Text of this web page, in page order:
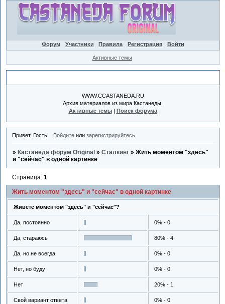
Форум Участники Правила Регистрация Войти
Активные темы
WWW.CCASTANEDA.RU
Архив материалов из мира Кастанеды.
Активные темы| Поиск форума
Привет, Гость! Войдитеили зарегистрируйтесь.
» Кастанеда форум Original »Сталкинг »Жить моментом "здесь"
и "сейчас" в одной картинке
Жить моментом "здесь" и "сейчас" в одной картинке
Страница:1
Живете моментом "здесь" и "сейчас"?
Да, постоянно 0% - 0
Да, стараюсь 80% - 4
Да, но не всегда 0% - 0
Нет, но буду 0% - 0
Нет 20% - 1
Свой вариант ответа 0% - 0